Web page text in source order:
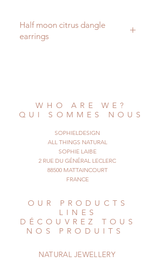
Half moon citrus dangle
earrings
They are original, and also very
light to wear !
Stay natural !!
© All Things Natural
June 2020. All rights reserved
WHO ARE WE?
QUI SOMMES NOUS
SOPHIELDESIGN
ALL THINGS NATURAL
SOPHIE LAIBE
2 RUE DU GÉNÉRAL LECLERC
88500 MATTAINCOURT
FRANCE
OUR PRODUCTS
LINES
DÉCOUVREZ TOUS
NOS PRODUITS
NATURAL JEWELLERY